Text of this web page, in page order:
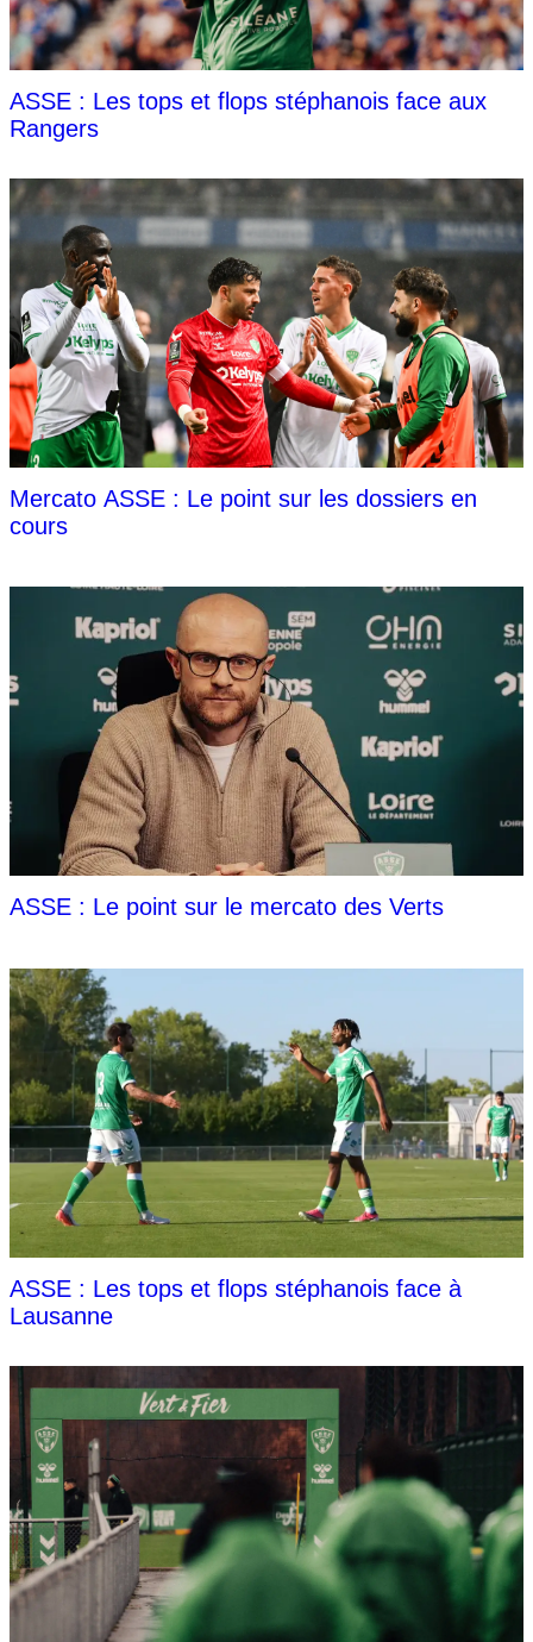
ASSE : Les tops et flops stéphanois face aux
Rangers
Mercato ASSE : Le point sur les dossiers en
cours
ASSE : Le point sur le mercato des Verts
ASSE : Les tops et flops stéphanois face à
Lausanne